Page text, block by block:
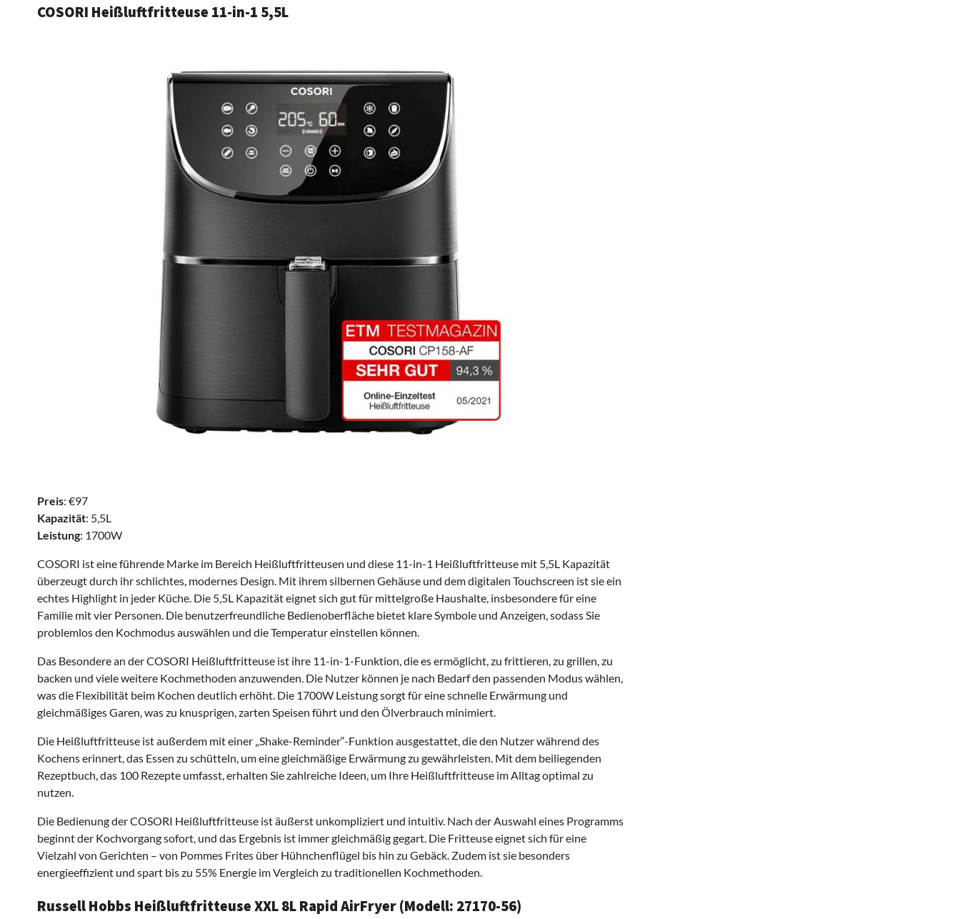
COSORI Heißluftfritteuse 11-in-1 5,5L
Preis: €97
Kapazität: 5,5L
Leistung: 1700W
COSORI ist eine führende Marke im Bereich Heißluftfritteusen und diese 11-in-1 Heißluftfritteuse mit 5,5L Kapazität
überzeugt durch ihr schlichtes, modernes Design. Mit ihrem silbernen Gehäuse und dem digitalen Touchscreen ist sie ein
echtes Highlight in jeder Küche. Die 5,5L Kapazität eignet sich gut für mittelgroße Haushalte, insbesondere für eine
Familie mit vier Personen. Die benutzerfreundliche Bedienoberfläche bietet klare Symbole und Anzeigen, sodass Sie
problemlos den Kochmodus auswählen und die Temperatur einstellen können.
Das Besondere an der COSORI Heißluftfritteuse ist ihre 11-in-1-Funktion, die es ermöglicht, zu frittieren, zu grillen, zu
backen und viele weitere Kochmethoden anzuwenden. Die Nutzer können je nach Bedarf den passenden Modus wählen,
was die Flexibilität beim Kochen deutlich erhöht. Die 1700W Leistung sorgt für eine schnelle Erwärmung und
gleichmäßiges Garen, was zu knusprigen, zarten Speisen führt und den Ölverbrauch minimiert.
Die Heißluftfritteuse ist außerdem mit einer „Shake-Reminder“-Funktion ausgestattet, die den Nutzer während des
Kochens erinnert, das Essen zu schütteln, um eine gleichmäßige Erwärmung zu gewährleisten. Mit dem beiliegenden
Rezeptbuch, das 100 Rezepte umfasst, erhalten Sie zahlreiche Ideen, um Ihre Heißluftfritteuse im Alltag optimal zu
nutzen.
Die Bedienung der COSORI Heißluftfritteuse ist äußerst unkompliziert und intuitiv. Nach der Auswahl eines Programms
beginnt der Kochvorgang sofort, und das Ergebnis ist immer gleichmäßig gegart. Die Fritteuse eignet sich für eine
Vielzahl von Gerichten – von Pommes Frites über Hühnchenflügel bis hin zu Gebäck. Zudem ist sie besonders
energieeffizient und spart bis zu 55% Energie im Vergleich zu traditionellen Kochmethoden.
Russell Hobbs Heißluftfritteuse XXL 8L Rapid AirFryer (Modell: 27170-56)